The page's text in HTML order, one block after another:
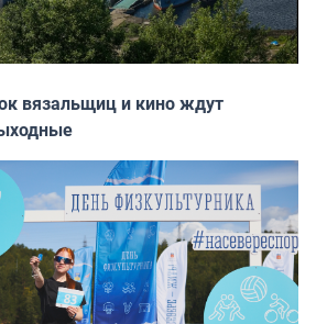
вязальщиц и кино ждут